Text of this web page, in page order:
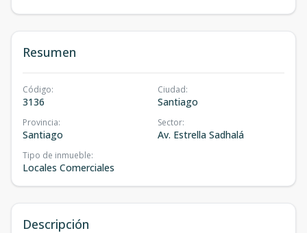
Resumen
Código:
3136
Ciudad:
Santiago
Provincia:
Santiago
Sector:
Av. Estrella Sadhalá
Tipo de inmueble:
Locales Comerciales
Descripción